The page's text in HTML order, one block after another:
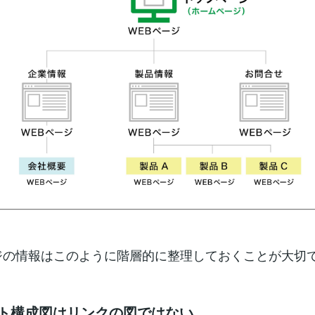
情報はこのように階層的に整理しておくことが大切